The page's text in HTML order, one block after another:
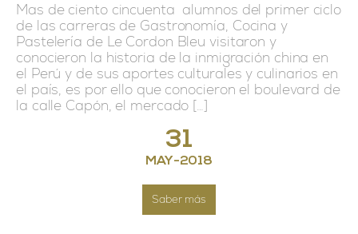
31
MAY-2018
Saber más
Mas de ciento cincuenta alumnos del primer ciclo
de las carreras de Gastronomía, Cocina y
Pastelería de Le Cordon Bleu visitaron y
conocieron la historia de la inmigración china en
el Perú y de sus aportes culturales y culinarios en
el país, es por ello que conocieron el boulevard de
la calle Capón, el mercado […]